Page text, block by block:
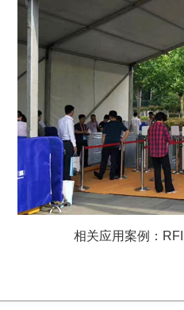
相关应用案例：